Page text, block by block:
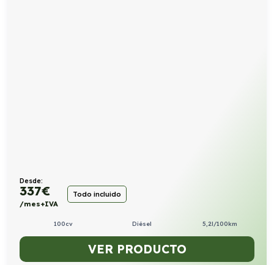
Desde:
337€
/mes+IVA
Todo incluido
100cv Diésel 5,2l/100km
VER PRODUCTO